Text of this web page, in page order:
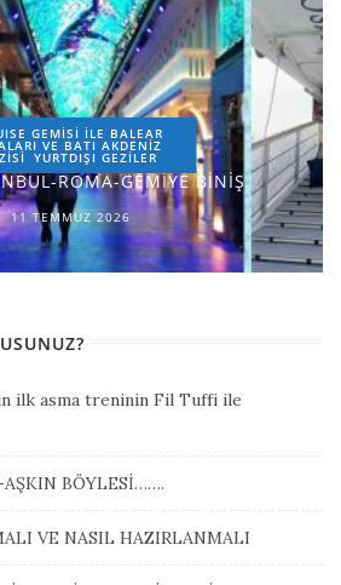
GEMİSİ İLE BALEAR
VE BATI AKDENİZ
YURTDIŞI GEZILER
ROMA-GEMİYE BİNİŞ
11 TEMMUZ 2026
ilk asma treninin Fil Tuffi ile
BÖYLESİ…….
VE NASIL HAZIRLANMALI